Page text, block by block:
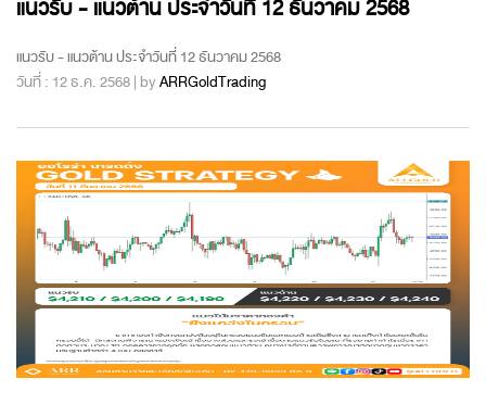
แนวรับ - แนวต้าน ประจำวันที่ 12 ธันวาคม 2568
แนวรับ - แนวต้าน ประจำวันที่ 12 ธันวาคม 2568
วันที่ : 12 ธ.ค. 2568 | byARRGoldTrading